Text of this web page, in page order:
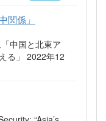
関係」
中国と北東ア
る」 2022年12